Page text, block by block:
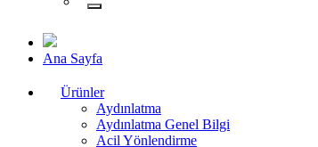
Ana Sayfa
Ürünler
Aydınlatma
Aydınlatma Genel Bilgi
Acil Yönlendirme